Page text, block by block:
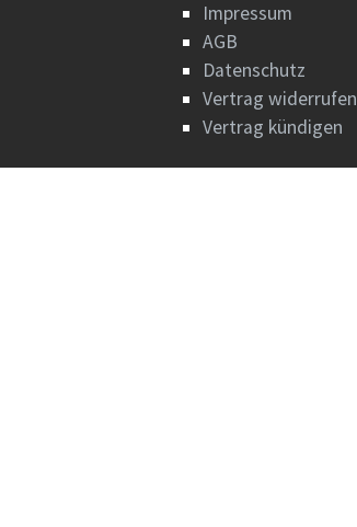
Impressum
AGB
Datenschutz
Vertrag widerrufen
Vertrag kündigen